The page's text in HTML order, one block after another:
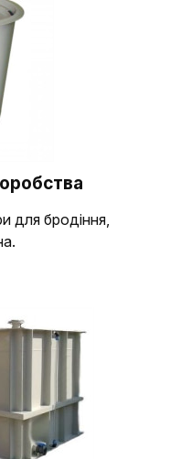
для бродіння,